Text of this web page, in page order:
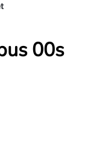
00s